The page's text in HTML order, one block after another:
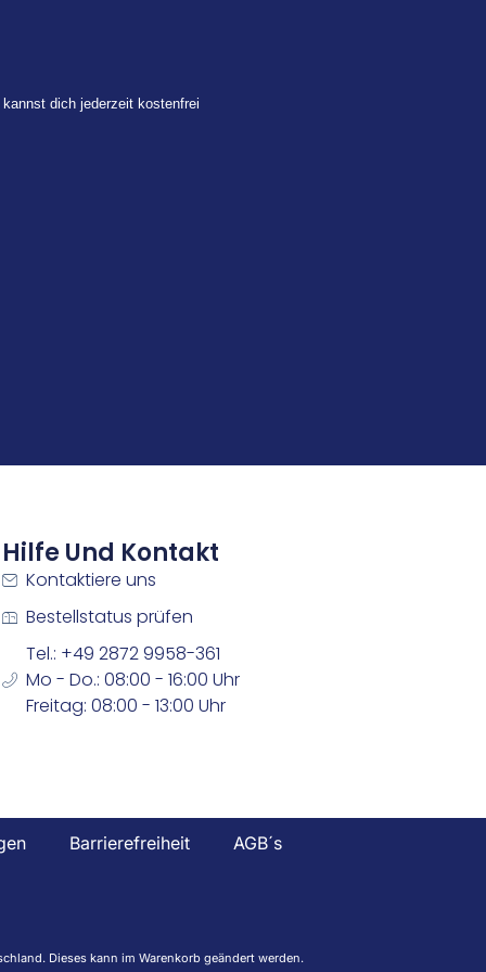
dich jederzeit kostenfrei
Hilfe Und Kontakt
Kontaktiere uns
Bestellstatus prüfen
Tel.: +49 2872 9958-361
Mo - Do.: 08:00 - 16:00 Uhr
Freitag: 08:00 - 13:00 Uhr
Barrierefreiheit AGB´s
Dieses kann im Warenkorb geändert werden.